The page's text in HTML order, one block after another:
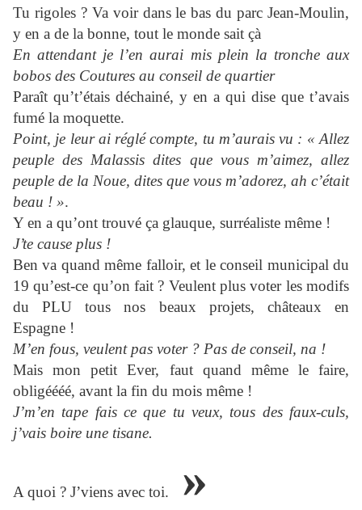
Tu rigoles ? Va voir dans le bas du parc Jean-Moulin,
y en a de la bonne, tout le monde sait çà
En attendant je l’en aurai mis plein la tronche aux
bobos des Coutures au conseil de quartier
Paraît qu’t’étais déchainé, y en a qui dise que t’avais
fumé la moquette.
Point, je leur ai réglé compte, tu m’aurais vu : « Allez
peuple des Malassis dites que vous m’aimez, allez
peuple de la Noue, dites que vous m’adorez, ah c’était
beau ! ».
Y en a qu’ont trouvé ça glauque, surréaliste même !
J’te cause plus !
Ben va quand même falloir, et le conseil municipal du
19 qu’est-ce qu’on fait ? Veulent plus voter les modifs
du PLU tous nos beaux projets, châteaux en
Espagne !
M’en fous, veulent pas voter ? Pas de conseil, na !
Mais mon petit Ever, faut quand même le faire,
obligéééé, avant la fin du mois même !
J’m’en tape fais ce que tu veux, tous des faux-culs,
j’vais boire une tisane.
A quoi ? J’viens avec toi. »